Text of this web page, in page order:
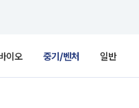
이오 중기/벤처 일반